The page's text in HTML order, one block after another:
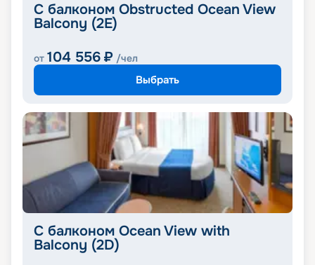
С балконом Obstructed Ocean View
Balcony (2E)
от 104 556 ₽ /чел
Выбрать
С балконом Ocean View with
Balcony (2D)